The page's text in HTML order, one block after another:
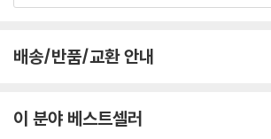
이 책에서 버틀러는 헤겔과 프로이트, 헤겔과 푸코,
르고 교차하면서 이 이론들에 대해 비판적으로 독해
배송/반품/교환 안내
이 분야 베스트셀러